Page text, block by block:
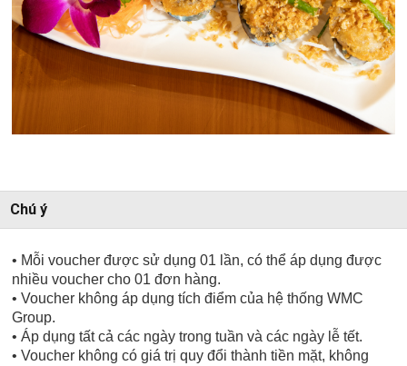
Chú ý
• Mỗi voucher được sử dụng 01 lần, có thể áp dụng được
nhiều voucher cho 01 đơn hàng.
• Voucher không áp dụng tích điểm của hệ thống WMC
Group.
• Áp dụng tất cả các ngày trong tuần và các ngày lễ tết.
• Voucher không có giá trị quy đổi thành tiền mặt, không